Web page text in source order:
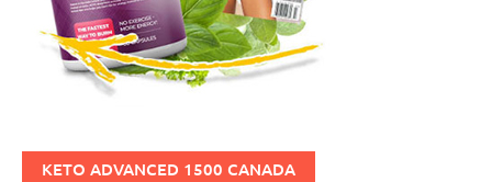
KETO ADVANCED 1500 CANADA